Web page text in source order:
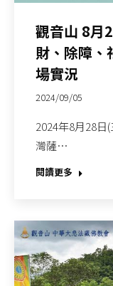
觀音山 8月
財、除障、
場實況
2024/09/05
2024年8月28日
灣薩…
閱讀更多